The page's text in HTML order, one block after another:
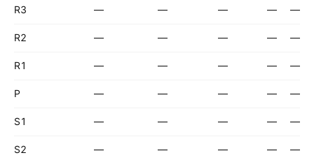
R3 — — — — —
R2 — — — — —
R1 — — — — —
P — — — — —
S1 — — — — —
S2 — — — — —